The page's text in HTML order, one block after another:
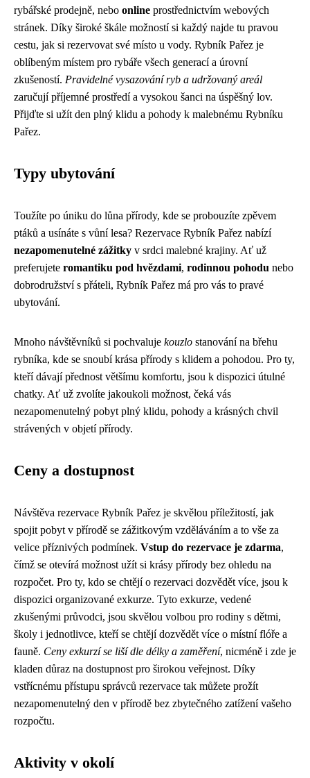
rybářské prodejně, nebo online prostřednictvím webových
stránek. Díky široké škále možností si každý najde tu pravou
cestu, jak si rezervovat své místo u vody. Rybník Pařez je
oblíbeným místem pro rybáře všech generací a úrovní
zkušeností. Pravidelné vysazování ryb a udržovaný areál
zaručují příjemné prostředí a vysokou šanci na úspěšný lov.
Přijďte si užít den plný klidu a pohody k malebnému Rybníku
Pařez.
Typy ubytování
Toužíte po úniku do lůna přírody, kde se probouzíte zpěvem
ptáků a usínáte s vůní lesa? Rezervace Rybník Pařez nabízí
nezapomenutelné zážitky v srdci malebné krajiny. Ať už
preferujete romantiku pod hvězdami, rodinnou pohodu nebo
dobrodružství s přáteli, Rybník Pařez má pro vás to pravé
ubytování.
Mnoho návštěvníků si pochvaluje kouzlo stanování na břehu
rybníka, kde se snoubí krása přírody s klidem a pohodou. Pro ty,
kteří dávají přednost většímu komfortu, jsou k dispozici útulné
chatky. Ať už zvolíte jakoukoli možnost, čeká vás
nezapomenutelný pobyt plný klidu, pohody a krásných chvil
strávených v objetí přírody.
Ceny a dostupnost
Návštěva rezervace Rybník Pařez je skvělou příležitostí, jak
spojit pobyt v přírodě se zážitkovým vzděláváním a to vše za
velice příznivých podmínek. Vstup do rezervace je zdarma,
čímž se otevírá možnost užít si krásy přírody bez ohledu na
rozpočet. Pro ty, kdo se chtějí o rezervaci dozvědět více, jsou k
dispozici organizované exkurze. Tyto exkurze, vedené
zkušenými průvodci, jsou skvělou volbou pro rodiny s dětmi,
školy i jednotlivce, kteří se chtějí dozvědět více o místní flóře a
fauně. Ceny exkurzí se liší dle délky a zaměření, nicméně i zde je
kladen důraz na dostupnost pro širokou veřejnost. Díky
vstřícnému přístupu správců rezervace tak můžete prožít
nezapomenutelný den v přírodě bez zbytečného zatížení vašeho
rozpočtu.
Aktivity v okolí